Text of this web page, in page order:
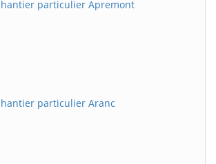
particulier Apremont
particulier Aranc